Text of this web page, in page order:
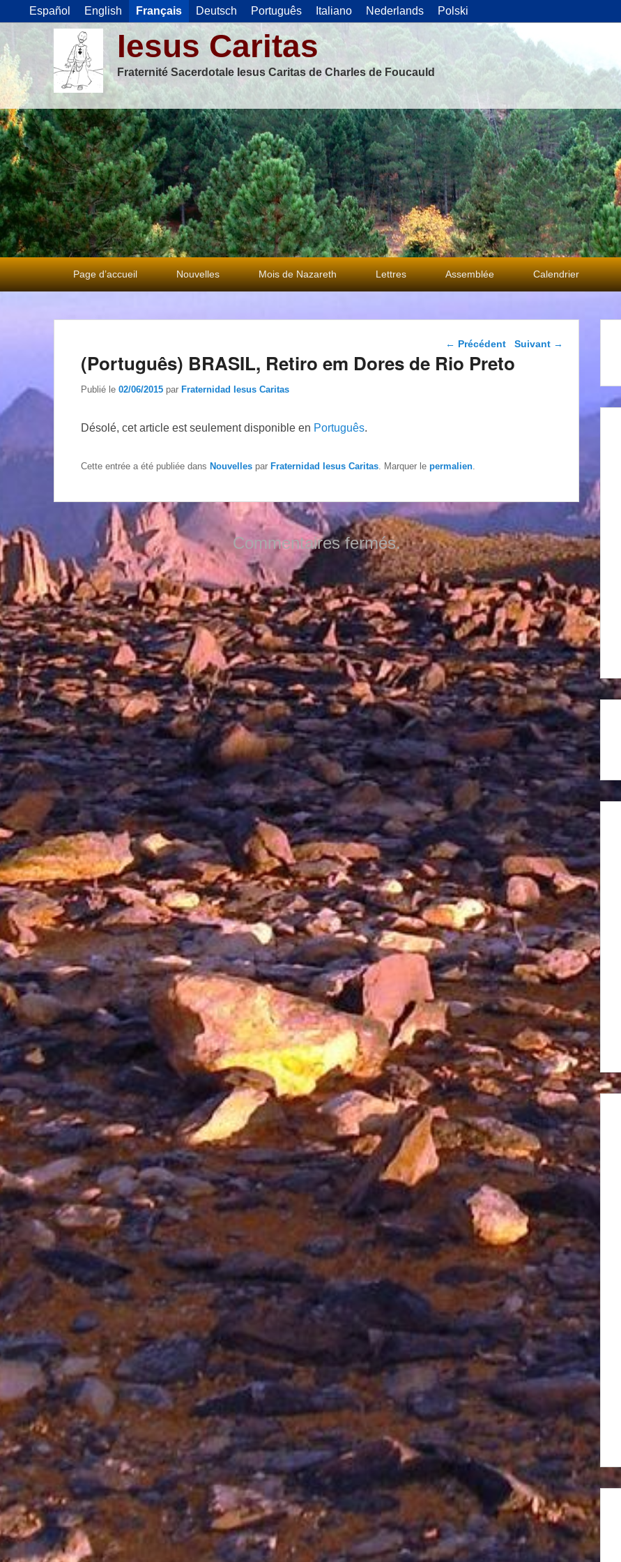
Español English Français Deutsch Português Italiano Nederlands Polski
Iesus Caritas
Fraternité Sacerdotale Iesus Caritas de Charles de Foucauld
Premier
menu
Page d’accueil Nouvelles Mois de Nazareth Lettres Assemblée Calendrier
Navigation dans les
← Précédent Suivant →
(Português) BRASIL, Retiro em Dores de Rio Preto
Publié le 02/06/2015 par Fraternidad Iesus Caritas
Désolé, cet article est seulement disponible en Português.
Cette entrée a été publiée dans Nouvelles par Fraternidad Iesus Caritas . Marquer le permalien
Commentaires fermés.